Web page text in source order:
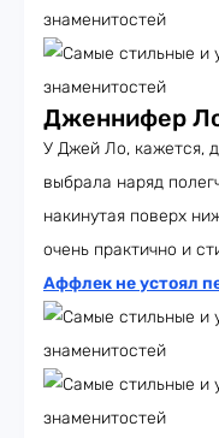
Дженнифер
У Джей Ло, кажется,
выбрала наряд
накинутая поверх
очень практично и
Аффлек не устоял